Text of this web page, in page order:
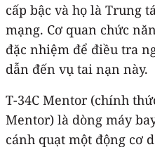
cấp bậc và họ là Trung
mạng. Cơ quan chức
đặc nhiệm để điều tra
dẫn đến vụ tai nạn này.
T-34C Mentor (chính
Mentor) là dòng máy
cánh quạt một động cơ